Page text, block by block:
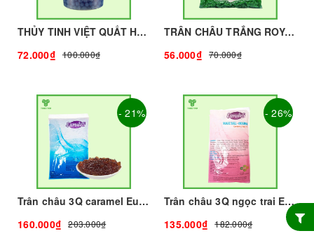
THỦY TINH VIỆT QUẤT HÙNG CHƯƠNG - 1kg | Topping làm Trà Sữa - TOBEE FOOD
72.000₫ 100.000₫
TRÂN CHÂU TRẮNG ROYAL - 500g - ROYAL | Topping làm Trà Sữa - TOBEE FOOD
56.000₫ 70.000₫
- 21%
Trân châu 3Q caramel Eurodeli I Nguyên Liệu Pha Chế - Tobee Food
160.000₫
203.000₫
- 26%
Trân châu 3Q ngọc trai Eurodeli I Nguyên Liệu Pha Chế - Tobee Food
135.000₫
182.000₫